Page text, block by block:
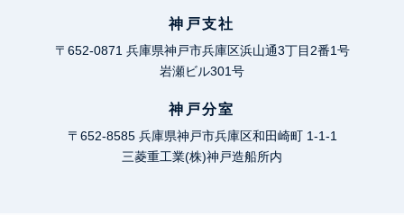
神戸支社
〒652-0871 兵庫県神戸市兵庫区浜山通3丁目2番1号
岩瀬ビル301号
神戸分室
〒652-8585 兵庫県神戸市兵庫区和田崎町 1-1-1
三菱重工業(株)神戸造船所内